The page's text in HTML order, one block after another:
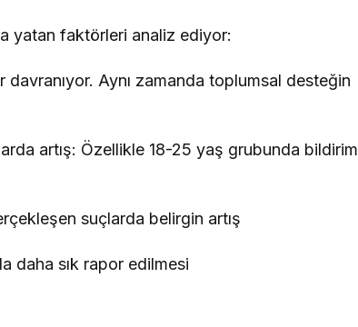
yatan faktörleri analiz ediyor:
Aynı zamanda toplumsal desteğin
artış: Özellikle 18-25 yaş grubunda bildirim
suçlarda belirgin artış
daha sık rapor edilmesi